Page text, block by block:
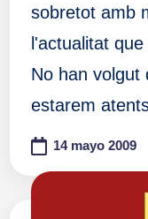
sobretot amb
l'actualitat
No han volgut
estarem
14 mayo 2009